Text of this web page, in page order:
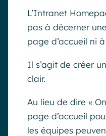
L’Intranet
pas à décerner
page d’accueil ni
Il s’agit de créer
clair.
Au lieu de dire «
page d’accueil
les équipes